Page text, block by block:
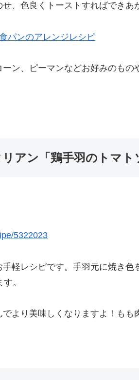
、色良くトーストすればできあ
パンのアレンジレシピ
ン、ピーマンなどお好みのも
アン「鶏手羽のトマト
5322023
軽レシピです。手羽元に焼き色
。
より美味しくなりますよ！もも